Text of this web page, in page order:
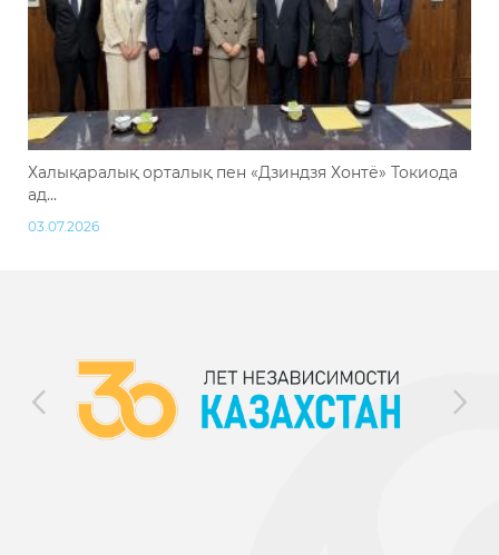
Халықаралық орталық пен «Дзиндзя Хонтё» Токиода
ад...
03.07.2026